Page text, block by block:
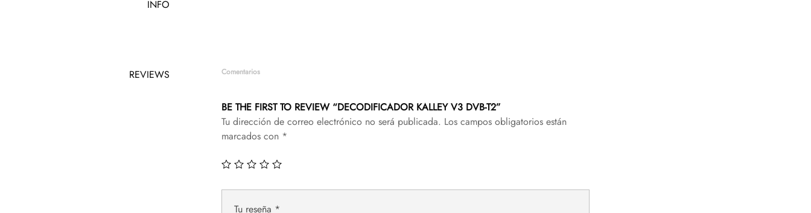
INFO
REVIEWS Comentarios
BE THE FIRST TO REVIEW “DECODIFICADOR KALLEY V3 DVB-T2”
Tu dirección de correo electrónico no será publicada. Los campos obligatorios están
marcados con *